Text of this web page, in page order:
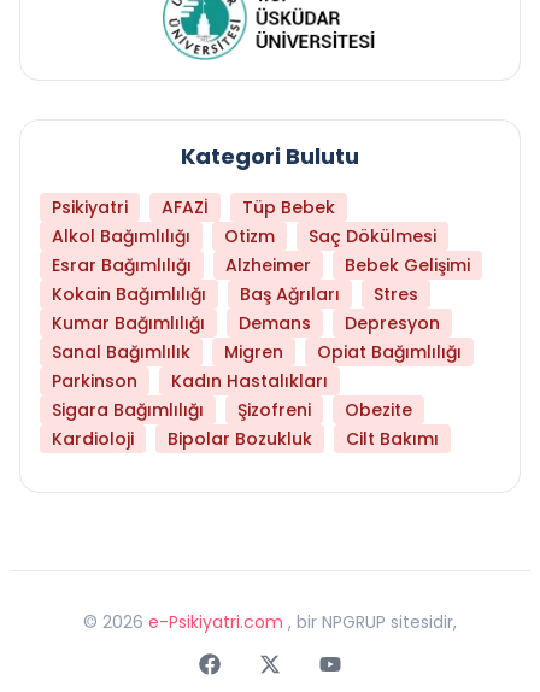
Kategori Bulutu
Psikiyatri AFAZİ
Tüp Bebek
Alkol Bağımlılığı
Otizm
Saç Dökülmesi
Esrar Bağımlılığı
Alzheimer
Bebek Gelişimi
Kokain Bağımlılığı
Baş Ağrıları
Stres
Kumar Bağımlılığı
Demans
Depresyon
Sanal Bağımlılık
Migren
Opiat Bağımlılığı
Parkinson
Kadın Hastalıkları
Sigara Bağımlılığı
Şizofreni
Obezite
Kardioloji
Bipolar Bozukluk Cilt Bakımı
© 2026 e-Psikiyatri.com , bir NPGRUP sitesidir,